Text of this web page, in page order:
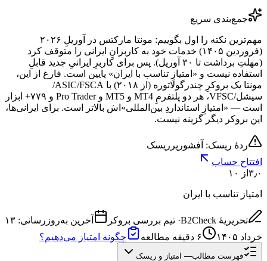
جمع‌بندی سریع
مهم‌ترین نکته را اول بگوییم: مونتا مارکتس در آوریلِ ۲۰۲۶
(فروردین ۱۴۰۵) خدمات خود به کاربرانِ ایرانی را متوقف کرد
(مهلتِ برداشت تا ۳۰ آوریل). پس برای کاربرِ ایرانیِ جدید قابلِ
استفاده نیست و «امتیازِ تناسب با ایران» پایین است. فارغ از این،
مونتا یک بروکرِ چندرگولاتوره (از ۲۰۱۸) با ASIC/FSCA/
سیشل/VFSC، هر دو پلتفرمِ MT4 و MT5 و Pro Trader و ۷۷۹+ ابزار
است — «امتیازِ استانداردِ بین‌المللی»اش بالاتر است. برای ایرانی‌ها،
این بروکر دیگر گزینه نیست.
ردهٔ ریسک: آفشور پرریسک
افتتاح حساب
۳٫۰ از ۱۰
امتیاز تناسب با ایران
تحریریهٔ B2Check · تیم بررسی بروکر آخرین به‌روزرسانی: ۱۳
خرداد ۱۴۰۵
۶ دقیقه مطالعه چگونه امتیاز می‌دهیم؟
فهرست مطالب— امتیاز و ریسک